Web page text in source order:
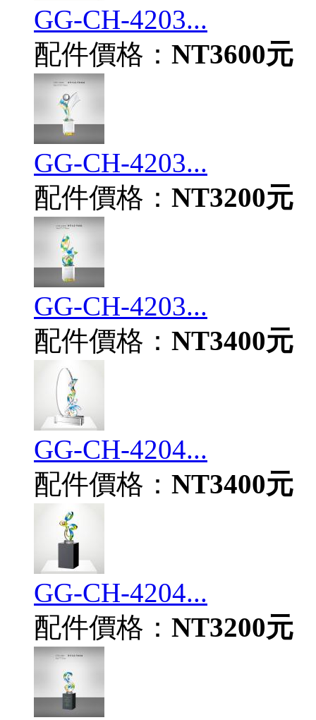
GG-CH-4203...
配件價格： NT3600元
GG-CH-4203...
配件價格： NT3200元
GG-CH-4203...
配件價格： NT3400元
GG-CH-4204...
配件價格： NT3400元
GG-CH-4204...
配件價格： NT3200元